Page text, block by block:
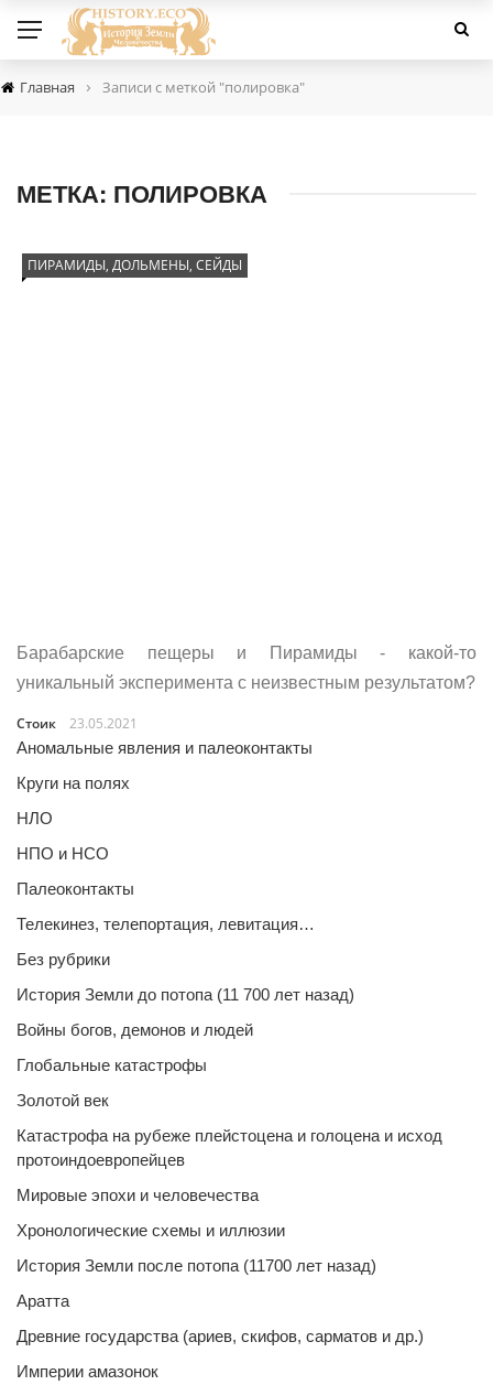
Главная › Записи с меткой "полировка"
МЕТКА: ПОЛИРОВКА
ПИРАМИДЫ, ДОЛЬМЕНЫ, СЕЙДЫ
Барабарские пещеры и Пирамиды - какой-то
уникальный эксперимента с неизвестным результатом?
Стоик
23.05.2021
Аномальные явления и палеоконтакты
Круги на полях
НЛО
НПО и НСО
Палеоконтакты
Телекинез, телепортация, левитация…
Без рубрики
История Земли до потопа (11 700 лет назад)
Войны богов, демонов и людей
Глобальные катастрофы
Золотой век
Катастрофа на рубеже плейстоцена и голоцена и исход
протоиндоевропейцев
Мировые эпохи и человечества
Хронологические схемы и иллюзии
История Земли после потопа (11700 лет назад)
Аратта
Древние государства (ариев, скифов, сарматов и др.)
Империи амазонок